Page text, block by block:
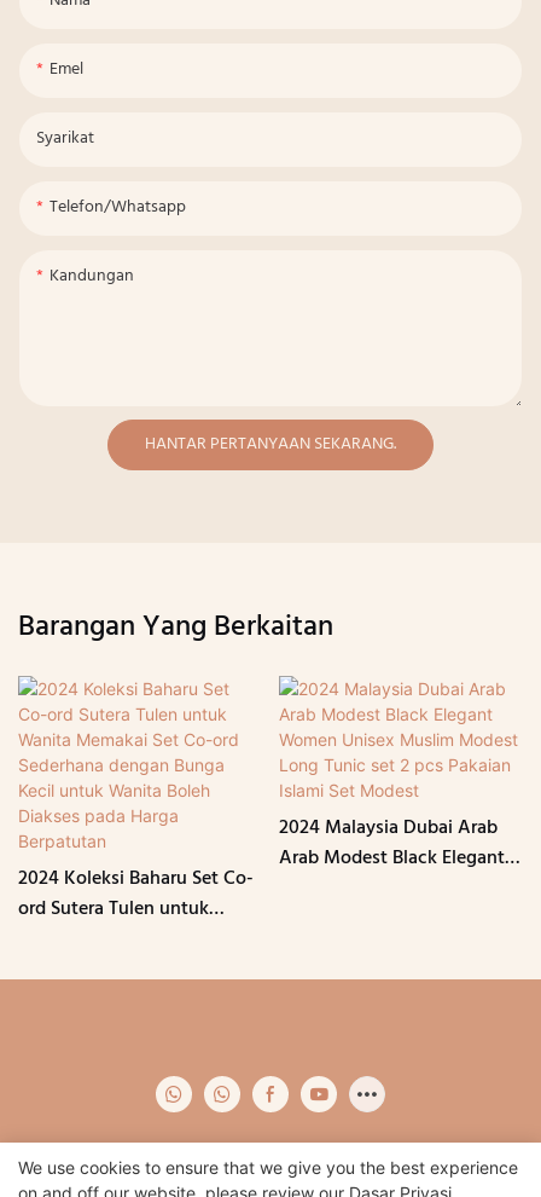
Emel
Syarikat
Telefon/whatsapp
Kandungan
HANTAR PERTANYAAN SEKARANG.
Barangan Yang Berkaitan
2024 Koleksi Baharu Set Co-
ord Sutera Tulen untuk
2024 Malaysia Dubai Arab
Arab Modest Black Elegant
We use cookies to ensure that we give you the best experience
on and off our website. please review our Dasar Privasi.